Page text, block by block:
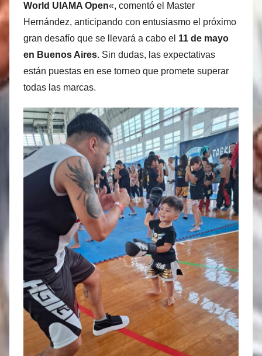
World UIAMA Open«, comentó el Master
Hernández, anticipando con entusiasmo el próximo
gran desafío que se llevará a cabo el 11 de mayo
en Buenos Aires. Sin dudas, las expectativas
están puestas en ese torneo que promete superar
todas las marcas.